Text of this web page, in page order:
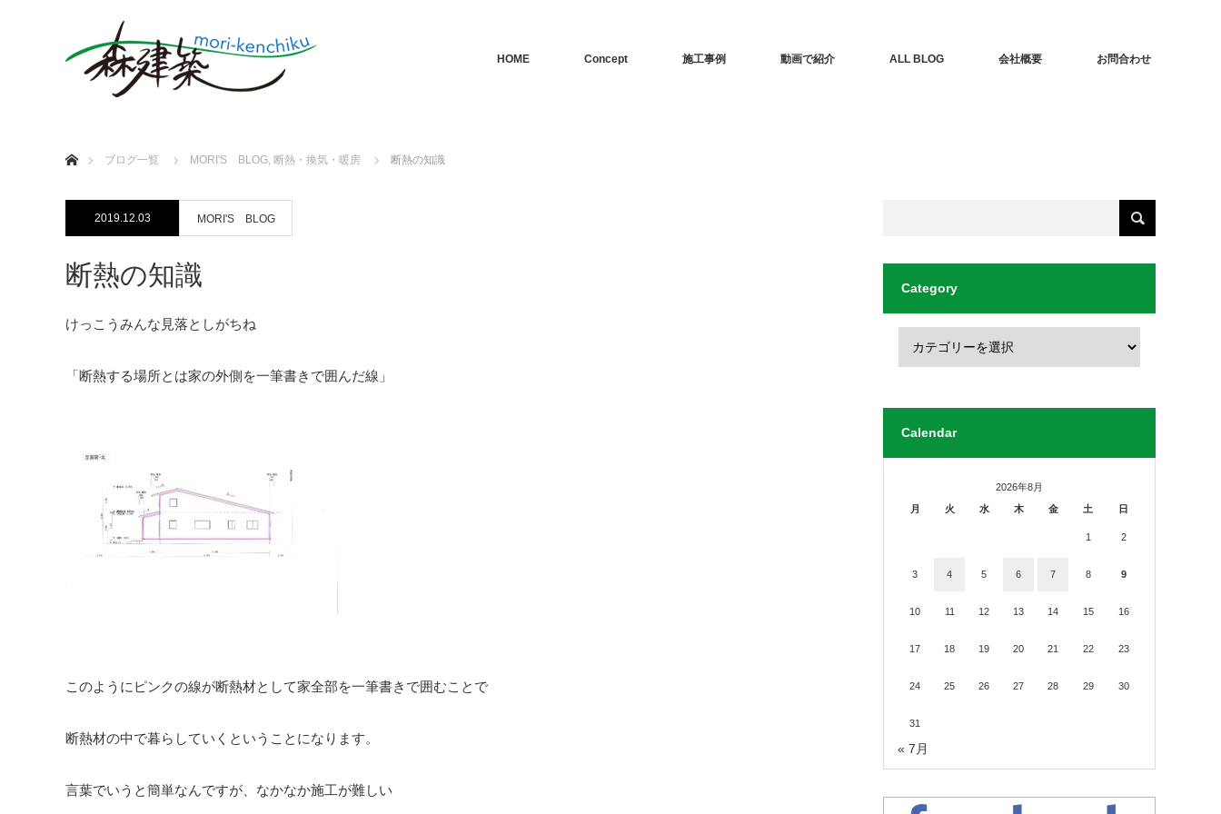
HOME Concept 施工事例 動画で紹介 ALL BLOG 会社概要 お問合わせ
ブログ一覧
MORI'S BLOG, 断熱・換気・暖房 断熱の知識
2019.12.03 MORI'S BLOG
断熱の知識
けっこうみんな見落としがちね
「断熱する場所とは家の外側を一筆書きで囲んだ線」
このようにピンクの線が断熱材として家全部を一筆書きで囲むことで
断熱材の中で暮らしていくということになります。
言葉でいうと簡単なんですが、なかなか施工が難しい
Category
Calendar
2026年8月
月
火 水 木 金 土 日
1 2
3 4 5 6 7 8 9
10 11 12 13 14 15 16
17 18 19 20 21 22 23
24 25 26 27 28 29 30
31
« 7月